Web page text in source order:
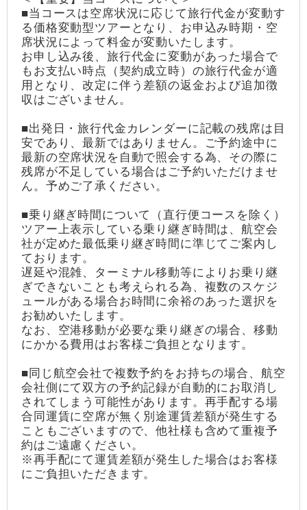
■当コースは空席状況に応じて旅行代金が変動す
る価格変動型ツアーとなり、お申込み時期・空
席状況によって料金が変動いたします。
お申し込み後、旅行代金に変動があった場合で
もお支払い時点（契約成立時）の旅行代金が適
用となり、改定に伴う差額の返金および追加徴
収はございません。
■出発日・旅行代金カレンダーに記載の残席は目
安であり、最新ではありません。ご予約途中に
最新の空席状況を自動で照会する為、その際に
残席が不足している場合はご予約いただけませ
ん。予めご了承ください。
■乗り継ぎ時間について（直行便コースを除く）
ツアー上表示している乗り継ぎ時間は、航空会
社が定めた最低乗り継ぎ時間に準じてご案内し
ております。
遅延や混雑、ターミナル移動等によりお乗り継
ぎできないことも考えられる為、複数のスケジ
ュールがある場合お時間に余裕のあった選択を
お勧めいたします。
なお、空港移動が必要な乗り継ぎの場合、移動
にかかる費用はお客様ご負担となります。
■同じ航空会社で複数予約をお持ちの場合、航空
会社側にて双方の予約記録が自動的にお取消し
されてしまう可能性があります。再手配する場
合同運賃に空席が無く別途運賃差額が発生する
こともございますので、他社様も含めて重複予
約はご遠慮ください。
※再手配にて運賃差額が発生した場合はお客様
にご負担いただきます。